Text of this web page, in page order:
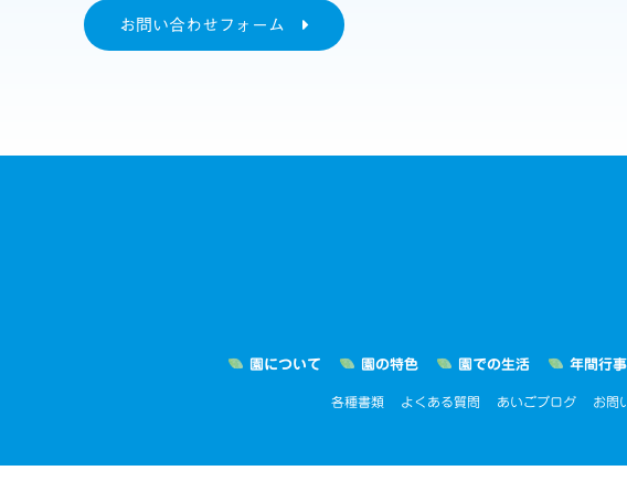
お問い合わせフォーム
園について 園の特色 園での生活 年間行事
各種書類 よくある質問 あいごブログ お問